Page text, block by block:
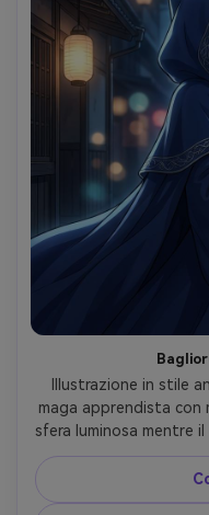
Illustrazione in stile
maga apprendista con
sfera luminosa mentre
suo fianco con un
fluttuanti, vicolo al
drammatica, linee